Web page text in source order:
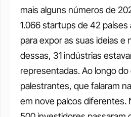
mais alguns números de
1.066 startups de 42
para expor as suas ideias
dessas, 31 indústrias
representadas. Ao longo
palestrantes, que falaram
em nove palcos diferentes.